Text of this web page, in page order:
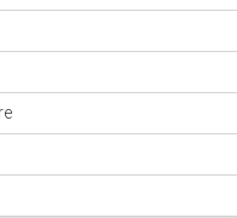
FIBER CABLE
GE-ASSEMBLEERDE